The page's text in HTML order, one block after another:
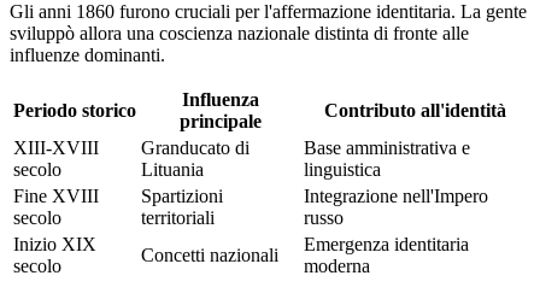
Gli anni 1860 furono cruciali per l'affermazione identitaria. La gente
sviluppò allora una coscienza nazionale distinta di fronte alle
influenze dominanti.
Periodo storico
Influenza
principale
Contributo all'identità
XIII-XVIII
secolo
Granducato di
Lituania
Base amministrativa e
linguistica
Fine XVIII
secolo
Spartizioni
territoriali
Integrazione nell'Impero
russo
Inizio XIX
secolo
Concetti nazionali
Emergenza identitaria
moderna